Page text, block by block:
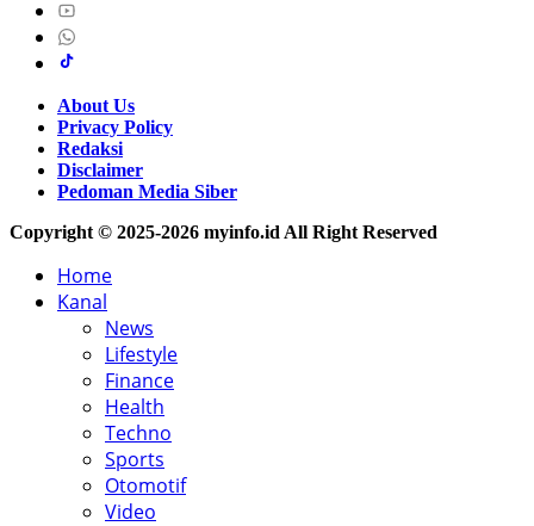
About Us
Privacy Policy
Redaksi
Disclaimer
Pedoman Media Siber
Copyright © 2025-2026 myinfo.id All Right Reserved
Home
Kanal
News
Lifestyle
Finance
Health
Techno
Sports
Otomotif
Video